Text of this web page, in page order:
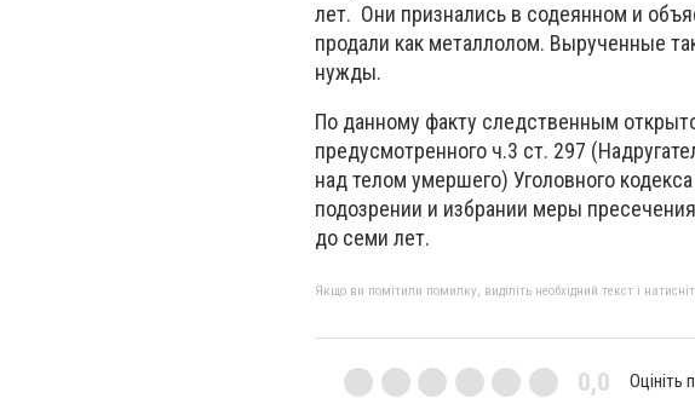
лет. Они признались в содеянном и
продали как металлолом. Вырученные
нужды.
По данному факту следственным
предусмотренного ч.3 ст. 297
над телом умершего) Уголовного
подозрении и избрании меры
до семи лет.
Якщо ви помітили помилку, виділіть необхідний текст і
0,0 Оцініть